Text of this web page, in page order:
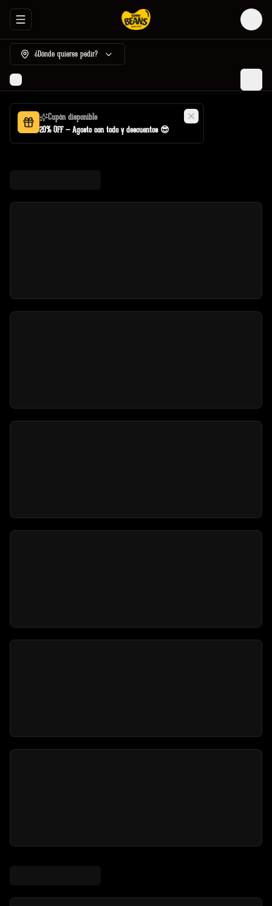
Abrir menu de navegación Login
¿Dónde quieres pedir?
Cupón disponible
20% OFF — Agosto con todo y descuentos 😎